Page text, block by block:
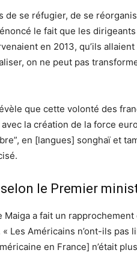
de se réfugier, de se
le fait que les dirigeants
en 2013, qu’ils
on ne peut pas
que cette volonté des
la création de la force
en [langues] songhaï et
le Premier
a fait un
Les Américains n’ont-ils pas
en France] n’était